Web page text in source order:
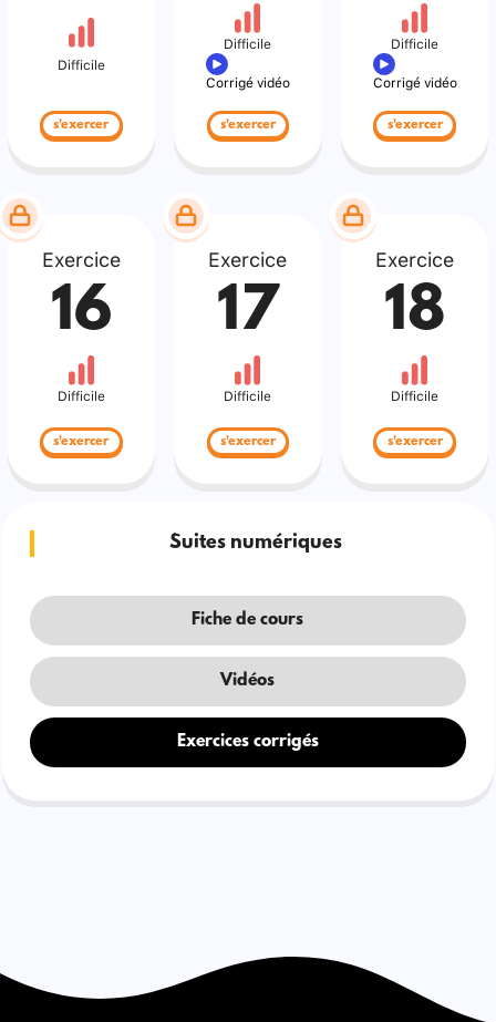
Difficile
s'exercer
Difficile
Corrigé vidéo
s'exercer
Difficile
Corrigé vidéo
s'exercer
Exercice
16
Difficile
s'exercer
Exercice
17
Difficile
s'exercer
Exercice
18
Difficile
s'exercer
Suites numériques
Fiche de cours
Vidéos
Exercices corrigés